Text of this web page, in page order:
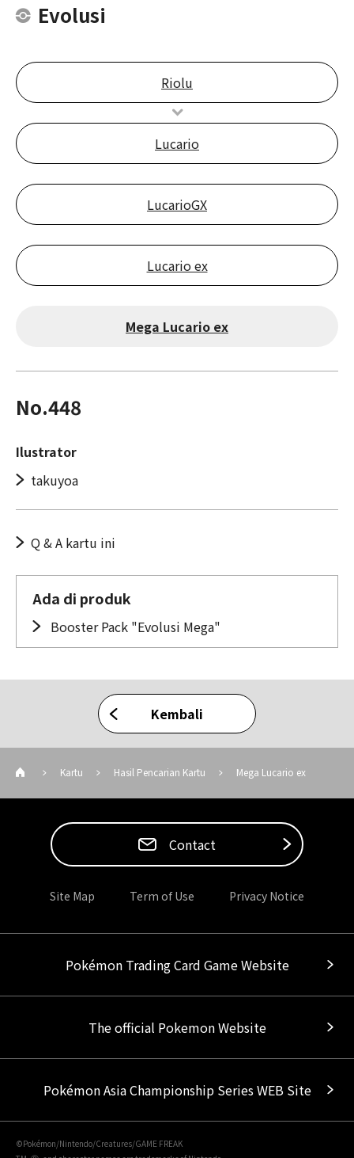
Evolusi
Riolu
Lucario
LucarioGX
Lucario ex
Mega Lucario ex
No.448
Ilustrator
takuyoa
Q & A kartu ini
Ada di produk
Booster Pack "Evolusi Mega"
Kembali
Kartu Hasil Pencarian Kartu Mega Lucario ex
Contact
Site Map Term of Use Privacy Notice
Pokémon Trading Card Game Website
The official Pokemon Website
Pokémon Asia Championship Series WEB Site
©Pokémon/Nintendo/Creatures/GAME FREAK